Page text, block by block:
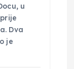
u
Dva
je